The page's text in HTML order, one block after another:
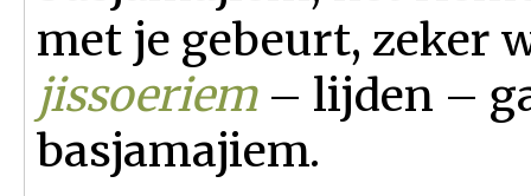
met je gebeurt, zeker
jissoeriem– lijden –
basjamajiem.